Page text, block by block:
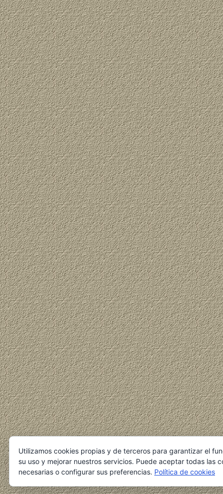
Utilizamos cookies propias y de terceros para garantizar el
su uso y mejorar nuestros servicios. Puede aceptar todas las
necesarias o configurar sus preferencias. Política de cookies